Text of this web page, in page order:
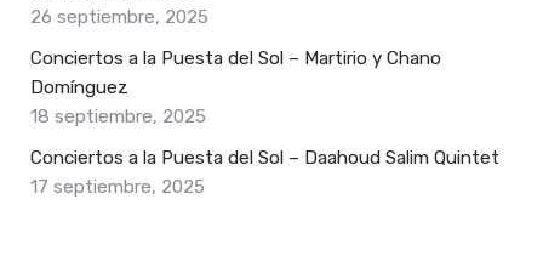
26 septiembre, 2025
Conciertos a la Puesta del Sol – Martirio y Chano
Domínguez
18 septiembre, 2025
Conciertos a la Puesta del Sol – Daahoud Salim Quintet
17 septiembre, 2025